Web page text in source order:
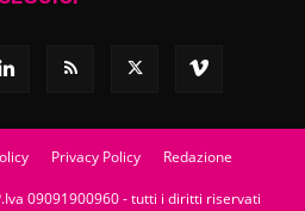
Privacy Policy Redazione
09091900960 - tutti i diritti riservati